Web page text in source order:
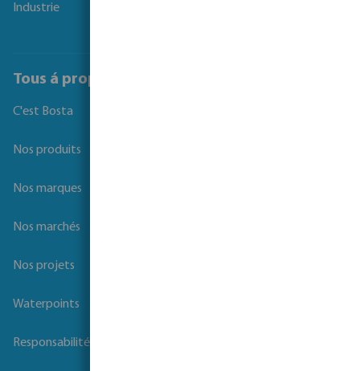
Industrie
Tous á propos de Bosta
C'est Bosta
Nos produits
Nos marques
Nos marchés
Nos projets
Waterpoints
Responsabilité sociale des entreprises